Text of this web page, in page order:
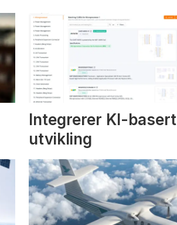
Integrerer KI-basert
utvikling